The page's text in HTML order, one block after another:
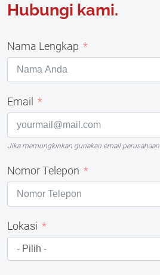
Hubungi kami.
Nama Lengkap
Email
Jika memungkinkan gunakan email perusahaan
Nomor Telepon
Lokasi